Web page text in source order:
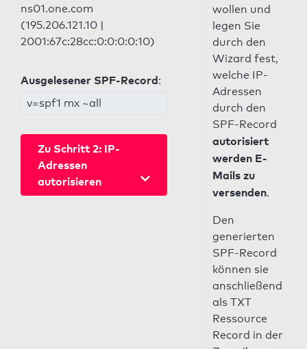
ns01.one.com
(195.206.121.10 |
2001:67c:28cc:0:0:0:0:10)
Ausgelesener SPF-Record:
v=spf1 mx ~all
Zu Schritt 2: IP-
Adressen
autorisieren
wollen und
legen Sie
durch den
Wizard fest,
welche IP-
Adressen
durch den
SPF-Record
autorisiert
werden E-
Mails zu
versenden.
Den
generierten
SPF-Record
können sie
anschließend
als TXT
Ressource
Record in der